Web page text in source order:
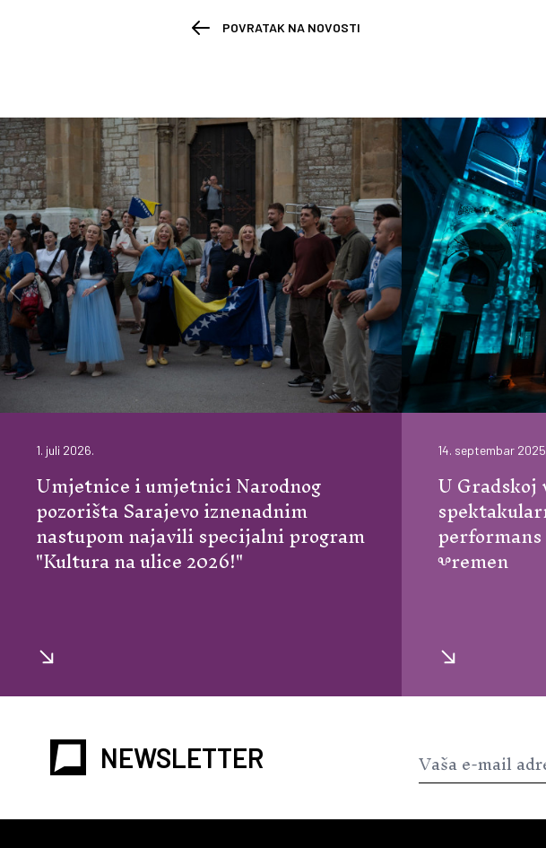
POVRATAK NA NOVOSTI
1. juli 2026.
Umjetnice i umjetnici Narodnog
pozorišta Sarajevo iznenadnim
nastupom najavili specijalni program
"Kultura na ulice 2026!"
14. septembar
U
Ⰲremen
NEWSLETTER